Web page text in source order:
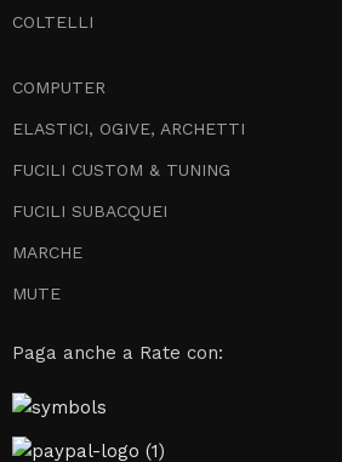
COLTELLI
COMPUTER
ELASTICI, OGIVE, ARCHETTI
FUCILI CUSTOM & TUNING
FUCILI SUBACQUEI
MARCHE
MUTE
Paga anche a Rate con: